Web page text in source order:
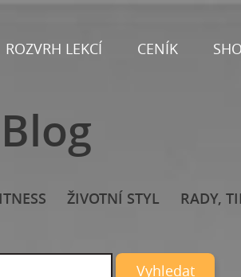
ROZVRH LEKCÍ CENÍK
Blog
ŽIVOTNÍ STYL RADY,
Vyhledat